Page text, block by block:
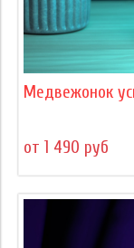
Медвежонок
от 1 490 руб